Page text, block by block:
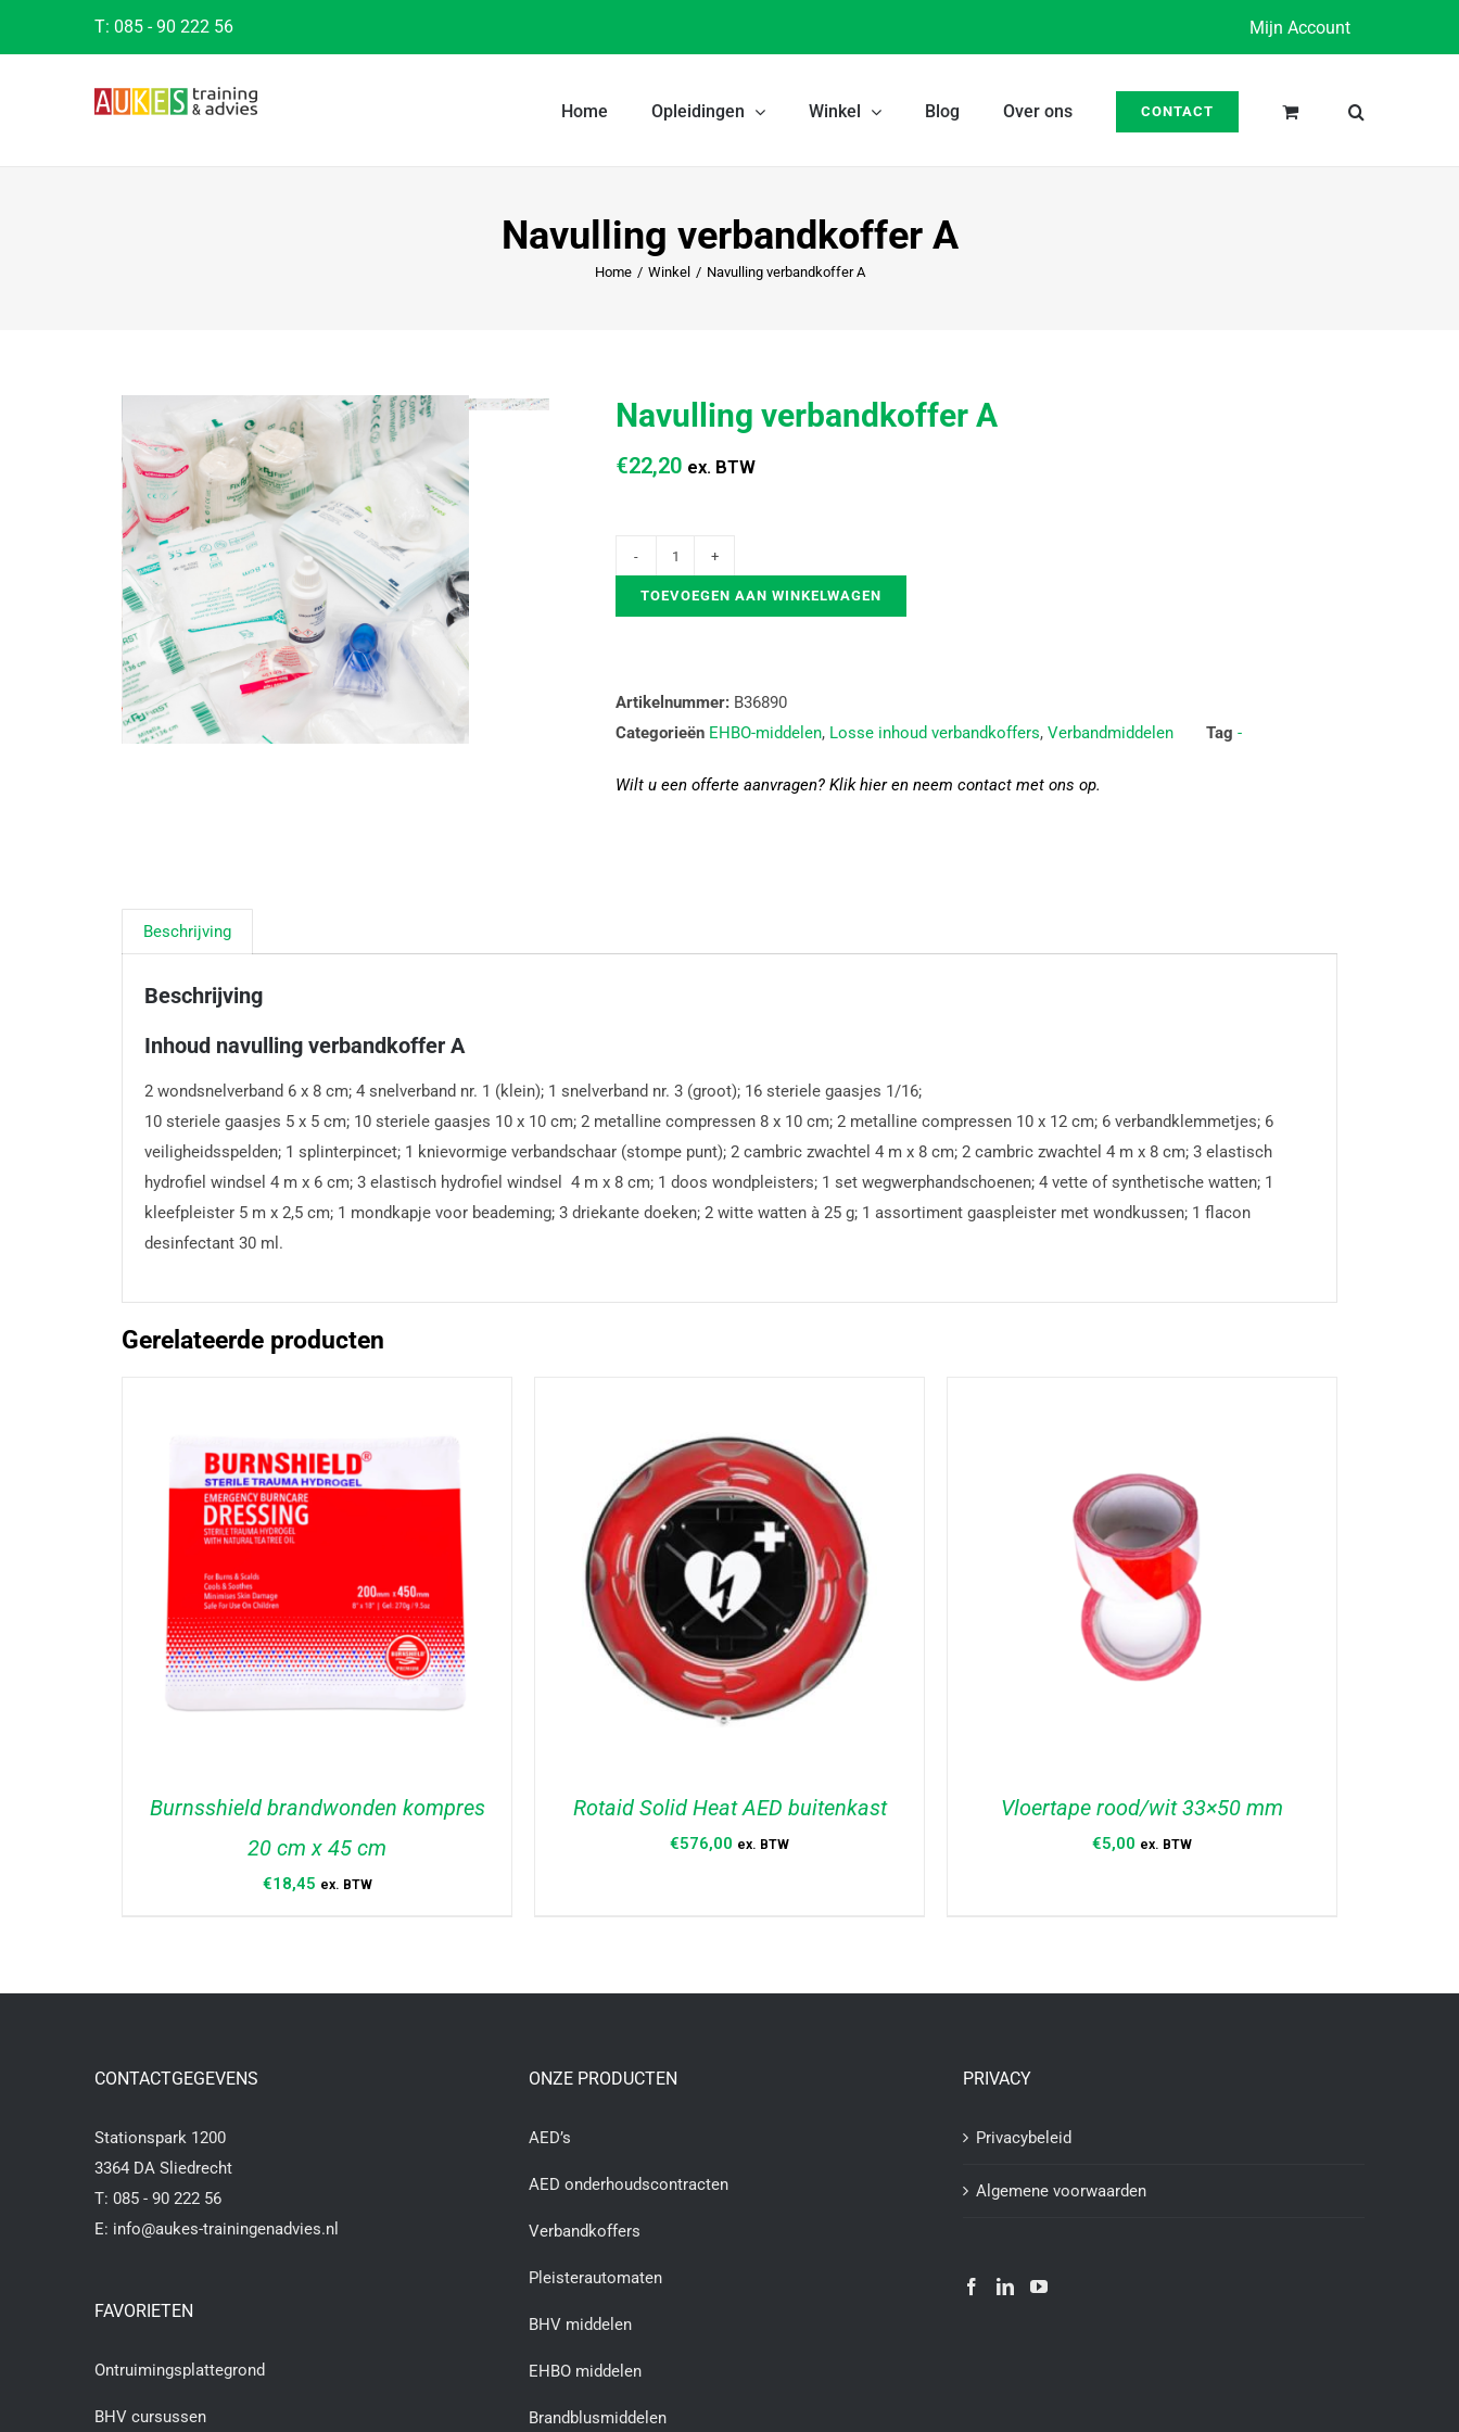
T: 085 - 90 222 56 Mijn Account
Home Opleidingen Winkel Blog Over ons CONTACT
Navulling verbandkoffer A
Home / Winkel / Navulling verbandkoffer A
Navulling verbandkoffer A
€22,20 ex. BTW
TOEVOEGEN AAN WINKELWAGEN
Artikelnummer: B36890
Categorieën EHBO-middelen, Losse inhoud verbandkoffers,Verbandmiddelen Tag -
Wilt u een offerte aanvragen? Klik hier en neem contact met ons op.
Beschrijving
Beschrijving
Inhoud navulling verbandkoffer A
2 wondsnelverband 6 x 8 cm; 4 snelverband nr. 1 (klein); 1 snelverband nr. 3 (groot); 16 steriele gaasjes 1/16;
10 steriele gaasjes 5 x 5 cm; 10 steriele gaasjes 10 x 10 cm; 2 metalline compressen 8 x 10 cm; 2 metalline compressen 10 x 12 cm; 6 verbandklemmetjes; 6
veiligheidsspelden; 1 splinterpincet; 1 knievormige verbandschaar (stompe punt); 2 cambric zwachtel 4 m x 8 cm; 2 cambric zwachtel 4 m x 8 cm; 3 elastisch
hydrofiel windsel 4 m x 6 cm; 3 elastisch hydrofiel windsel 4 m x 8 cm; 1 doos wondpleisters; 1 set wegwerphandschoenen; 4 vette of synthetische watten; 1
kleefpleister 5 m x 2,5 cm; 1 mondkapje voor beademing; 3 driekante doeken; 2 witte watten à 25 g; 1 assortiment gaaspleister met wondkussen; 1 flacon
desinfectant 30 ml.
Gerelateerde producten
Burnsshield brandwonden kompres
20 cm x 45 cm
€18,45 ex. BTW
Rotaid Solid Heat AED buitenkast
€576,00 ex. BTW
Vloertape rood/wit 33×50 mm
€5,00 ex. BTW
CONTACTGEGEVENS
Stationspark 1200
3364 DA Sliedrecht
T: 085 - 90 222 56
E: info@aukes-trainingenadvies.nl
FAVORIETEN
Ontruimingsplattegrond
BHV cursussen
ONZE PRODUCTEN
AED’s
AED onderhoudscontracten
Verbandkoffers
Pleisterautomaten
BHV middelen
EHBO middelen
Brandblusmiddelen
PRIVACY
Privacybeleid
Algemene voorwaarden